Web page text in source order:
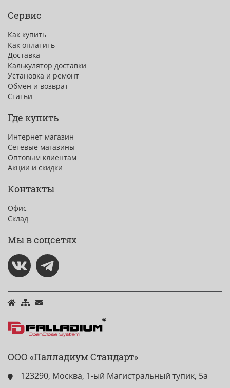
Сервис
Как купить
Как оплатить
Доставка
Калькулятор доставки
Установка и ремонт
Обмен и возврат
Статьи
Где купить
Интернет магазин
Сетевые магазины
Оптовым клиентам
Акции и скидки
Контакты
Офис
Склад
Мы в соцсетях
ООО «Палладиум Стандарт»
123290, Москва, 1-ый Магистральный тупик, 5а